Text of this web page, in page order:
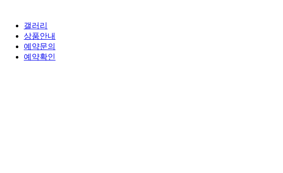
갤러리
상품안내
예약문의
예약확인